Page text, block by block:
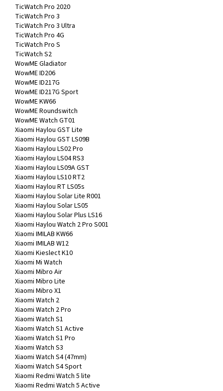
TicWatch Pro 2020
TicWatch Pro 3
TicWatch Pro 3 Ultra
TicWatch Pro 4G
TicWatch Pro S
TicWatch S2
WowME Gladiator
WowME ID206
WowME ID217G
WowME ID217G Sport
WowME KW66
WowME Roundswitch
WowME Watch GT01
Xiaomi Haylou GST Lite
Xiaomi Haylou GST LS09B
Xiaomi Haylou LS02 Pro
Xiaomi Haylou LS04 RS3
Xiaomi Haylou LS09A GST
Xiaomi Haylou LS10 RT2
Xiaomi Haylou RT LS05s
Xiaomi Haylou Solar Lite R001
Xiaomi Haylou Solar LS05
Xiaomi Haylou Solar Plus LS16
Xiaomi Haylou Watch 2 Pro S001
Xiaomi IMILAB KW66
Xiaomi IMILAB W12
Xiaomi Kieslect K10
Xiaomi Mi Watch
Xiaomi Mibro Air
Xiaomi Mibro Lite
Xiaomi Mibro X1
Xiaomi Watch 2
Xiaomi Watch 2 Pro
Xiaomi Watch S1
Xiaomi Watch S1 Active
Xiaomi Watch S1 Pro
Xiaomi Watch S3
Xiaomi Watch S4 (47mm)
Xiaomi Watch S4 Sport
Xiaomi Redmi Watch 5 lite
Xiaomi Redmi Watch 5 Active